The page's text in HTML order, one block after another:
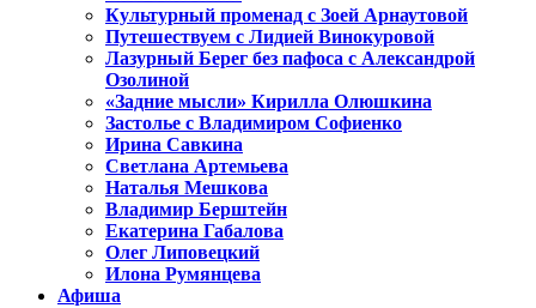
Культурный променад с Зоей Арнаутовой
Путешествуем с Лидией Винокуровой
Лазурный Берег без пафоса с Александрой
Озолиной
«Задние мысли» Кирилла Олюшкина
Застолье с Владимиром Софиенко
Ирина Савкина
Светлана Артемьева
Наталья Мешкова
Владимир Берштейн
Екатерина Габалова
Олег Липовецкий
Илона Румянцева
Афиша